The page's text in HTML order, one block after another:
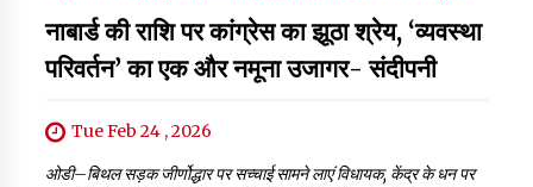
नाबार्ड की राशि पर कांग्रेस का झूठा श्रेय, ‘व्यवस्था
परिवर्तन’ का एक और नमूना उजागर- संदीपनी
Tue Feb 24 , 2026
ओडी–बिथल सड़क जीर्णोद्धार पर सच्चाई सामने लाएं विधायक, केंद्र के धन पर